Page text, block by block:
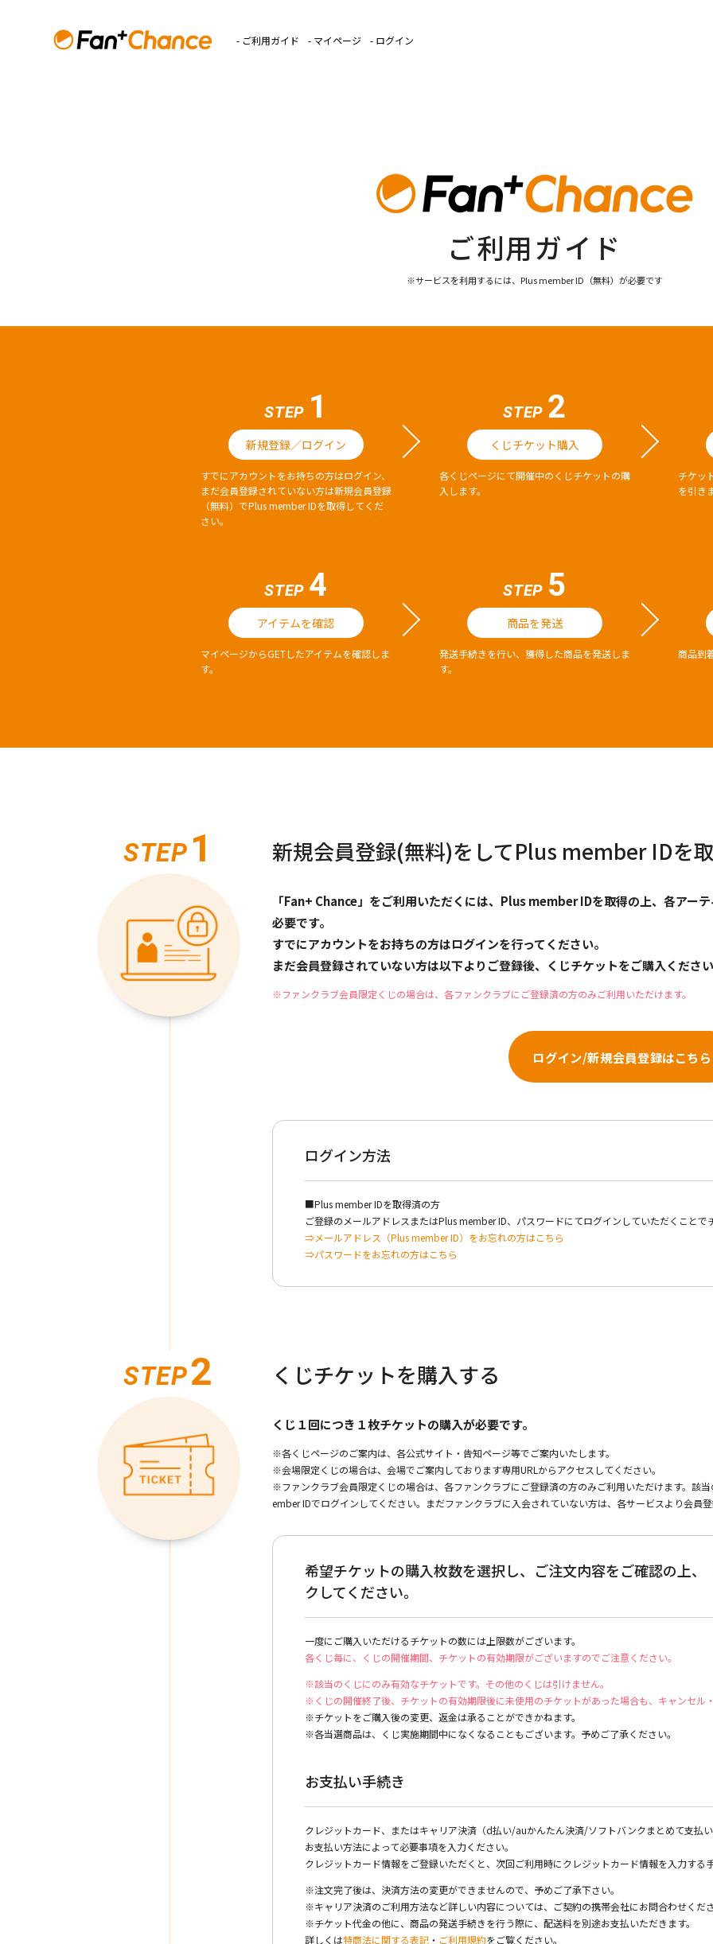
- ご利用ガイド - マイページ - ログイン
ご利用ガイド
※サービスを利用するには、Plus member ID（無料）が必要です
STEP 1
新規登録／ログイン
すでにアカウントをお持ちの方はログイン、
まだ会員登録されていない方は新規会員登録
（無料）でPlus member IDを取得してくだ
さい。
STEP 2
くじチケット購入
各くじページにて開催中のくじチケットの購
入します。
チケッ
を引き
STEP 4
アイテムを確認
マイページからGETしたアイテムを確認しま
す。
STEP 5
商品を発送
発送手続きを行い、獲得した商品を発送しま
す。
商品到
STEP1 新規会員登録(無料)をしてPlus member IDを
「Fan+ Chance」をご利用いただくには、Plus member IDを取得の上、各アー
必要です。
すでにアカウントをお持ちの方はログインを行ってください。
まだ会員登録されていない方は以下よりご登録後、くじチケットをご購入ください
※ファンクラブ会員限定くじの場合は、各ファンクラブにご登録済の方のみご利用いただけます。
ログイン/新規会員登録はこちら
ログイン方法
■Plus member IDを取得済の方
ご登録のメールアドレスまたはPlus member ID、パスワードにてログインしていただくことで
⇒メールアドレス（Plus member ID）をお忘れの方はこちら
⇒パスワードをお忘れの方はこちら
STEP2 くじチケットを購入する
くじ１回につき１枚チケットの購入が必要です。
※各くじページのご案内は、各公式サイト・告知ページ等でご案内いたします。
※会場限定くじの場合は、会場でご案内しております専用URLからアクセスしてください。
※ファンクラブ会員限定くじの場合は、各ファンクラブにご登録済の方のみご利用いただけます。該
ember IDでログインしてください。まだファンクラブに入会されていない方は、各サービスより会員登
希望チケットの購入枚数を選択し、ご注文内容をご確認の上
クしてください。
一度にご購入いただけるチケットの数には上限数がございます。
各くじ毎に、くじの開催期間、チケットの有効期限がございますのでご注意ください。
※該当のくじにのみ有効なチケットです。その他のくじは引けません。
※くじの開催終了後、チケットの有効期限後に未使用のチケットがあった場合も、キャンセル
※チケットをご購入後の変更、返金は承ることができかねます。
※各当選商品は、くじ実施期間中になくなることもございます。予めご了承ください。
お支払い手続き
クレジットカード、またはキャリア決済（d払い/auかんたん決済/ソフトバンクまとめて支払い
お支払い方法によって必要事項を入力ください。
クレジットカード情報をご登録いただくと、次回ご利用時にクレジットカード情報を入力する手
※注文完了後は、決済方法の変更ができませんので、予めご了承下さい。
※キャリア決済のご利用方法など詳しい内容については、ご契約の携帯会社にお問合わせくださ
※チケット代金の他に、商品の発送手続きを行う際に、配送料を別途お支払いただきます。
詳しくは特商法に関する表記 ・ ご利用規約をご覧ください。